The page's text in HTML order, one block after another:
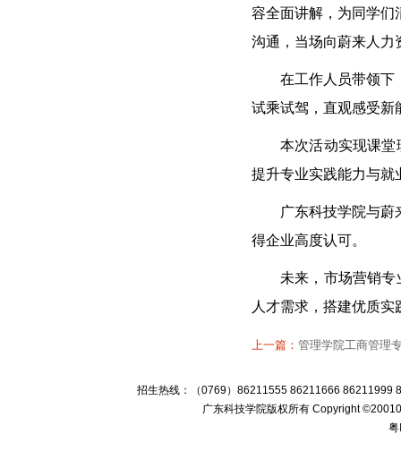
容全面讲解，为同学们
沟通，当场向蔚来人力
在工作人员带领下
试乘试驾，直观感受新
本次活动实现课
提升专业实践能力与就
广东科技学院与
得企业高度认可。
未来，市场营销
人才需求，搭建优质
上一篇： 管理学院工商管理
招生热线：（0769）86211555 86211666 86211999
广东科技学院版权所有 Copyright